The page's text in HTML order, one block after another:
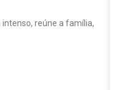
intenso, reúne a família,